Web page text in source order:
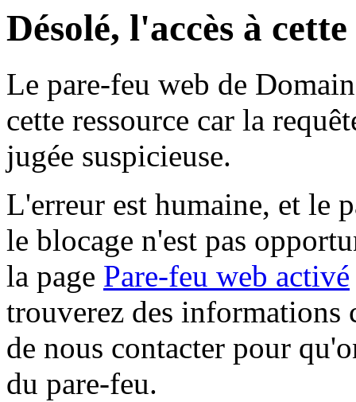
Désolé, l'accès à
Le pare-feu web de
cette ressource car la
jugée suspicieuse.
L'erreur est humaine, et le
le blocage n'est pas
la page Pare-feu web activé
trouverez des informations
de nous contacter pour
du pare-feu.